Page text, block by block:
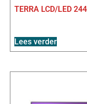
TERRA LCD/LED
Lees verder